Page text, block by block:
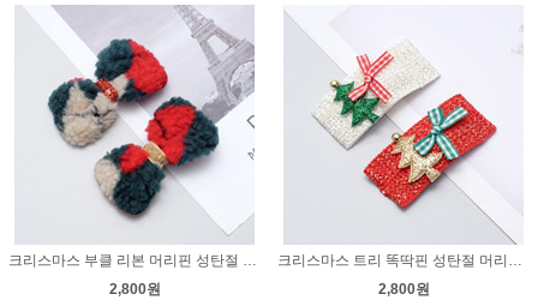
크리스마스 부클 리본 머리핀 성탄절 겨울 헤어핀 뽀글이 집게핀
2,800원
크리스마스 트리 똑딱핀 성탄절 머리핀 겨울 헤어핀 똑핀
2,800원